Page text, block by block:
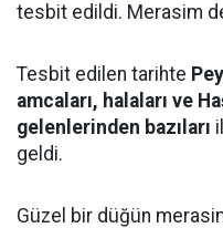
tesbit edildi. Merasim
Tesbit edilen tarihte
amcaları, halaları ve
gelenlerinden bazıları
geldi.
Güzel bir düğün